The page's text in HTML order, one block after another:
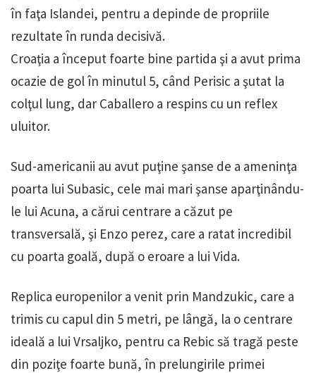
în faţa Islandei, pentru a depinde de propriile
rezultate în runda decisivă.
Croaţia a început foarte bine partida şi a avut prima
ocazie de gol în minutul 5, când Perisic a şutat la
colţul lung, dar Caballero a respins cu un reflex
uluitor.
Sud-americanii au avut puţine şanse de a ameninţa
poarta lui Subasic, cele mai mari şanse aparţinându-
le lui Acuna, a cărui centrare a căzut pe
transversală, şi Enzo perez, care a ratat incredibil
cu poarta goală, după o eroare a lui Vida.
Replica europenilor a venit prin Mandzukic, care a
trimis cu capul din 5 metri, pe lângă, la o centrare
ideală a lui Vrsaljko, pentru ca Rebic să tragă peste
din poziţe foarte bună, în prelungirile primei